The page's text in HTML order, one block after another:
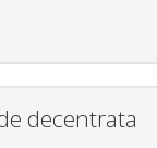
decentrata